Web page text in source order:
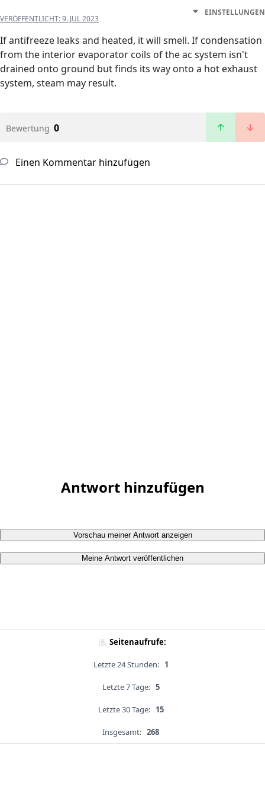
VERÖFFENTLICHT:9. JUL 2023
EINSTELLUNGEN
If antifreeze leaks and heated, it will smell. If condensation
from the interior evaporator coils of the ac system isn't
drained onto ground but finds its way onto a hot exhaust
system, steam may result.
Bewertung 0
Einen Kommentar hinzufügen
Antwort hinzufügen
Vorschau meiner Antwort anzeigen
Meine Antwort veröffentlichen
Seitenaufrufe:
Letzte 24 Stunden: 1
Letzte 7 Tage: 5
Letzte 30 Tage: 15
Insgesamt: 268